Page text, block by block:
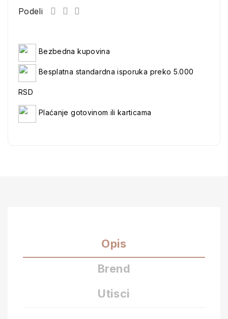
Podeli
Bezbedna kupovina
Besplatna standardna isporuka preko 5.000
RSD
Plaćanje gotovinom ili karticama
Opis
Brend
Utisci